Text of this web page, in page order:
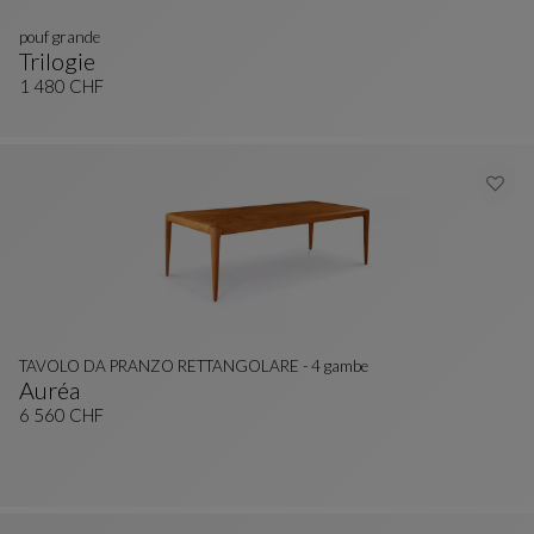
Trilogie
Pouf Grande
Vedi La Descrizione Completa
pouf grande
1 480 CHF
Auréa
TAVOLO DA PRANZO RETTANGOLARE - 4 Gambe
Vedi La Descrizione Completa
TAVOLO DA PRANZO RETTANGOLARE - 4 gambe
6 560 CHF